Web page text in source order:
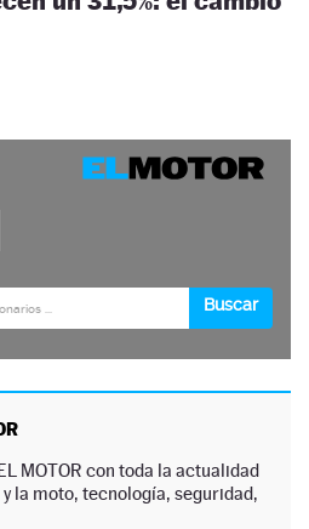
MOTOR con toda la actualidad
la moto, tecnología, seguridad,